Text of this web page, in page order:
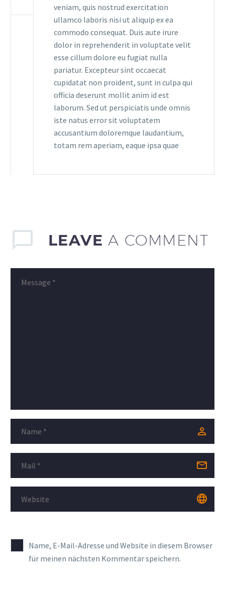
veniam, quis nostrud exercitation
ullamco laboris nisi ut aliquip ex ea
commodo consequat. Duis aute irure
dolor in reprehenderit in voluptate velit
esse cillum dolore eu fugiat nulla
pariatur. Excepteur sint occaecat
cupidatat non proident, sunt in culpa qui
officia deserunt mollit anim id est
laborum. Sed ut perspiciatis unde omnis
iste natus error sit voluptatem
accusantium doloremque laudantium,
totam rem aperiam, eaque ipsa quae
LEAVE A COMMENT
Name, E-Mail-Adresse und Website in diesem Browser
für meinen nächsten Kommentar speichern.